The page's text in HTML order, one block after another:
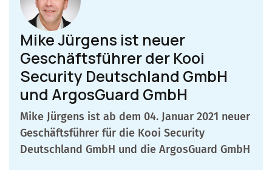
Mike Jürgens ist neuer
Geschäftsführer der Kooi
Security Deutschland GmbH
und ArgosGuard GmbH
Mike Jürgens ist ab dem 04. Januar 2021 neuer
Geschäftsführer für die Kooi Security
Deutschland GmbH und die ArgosGuard GmbH